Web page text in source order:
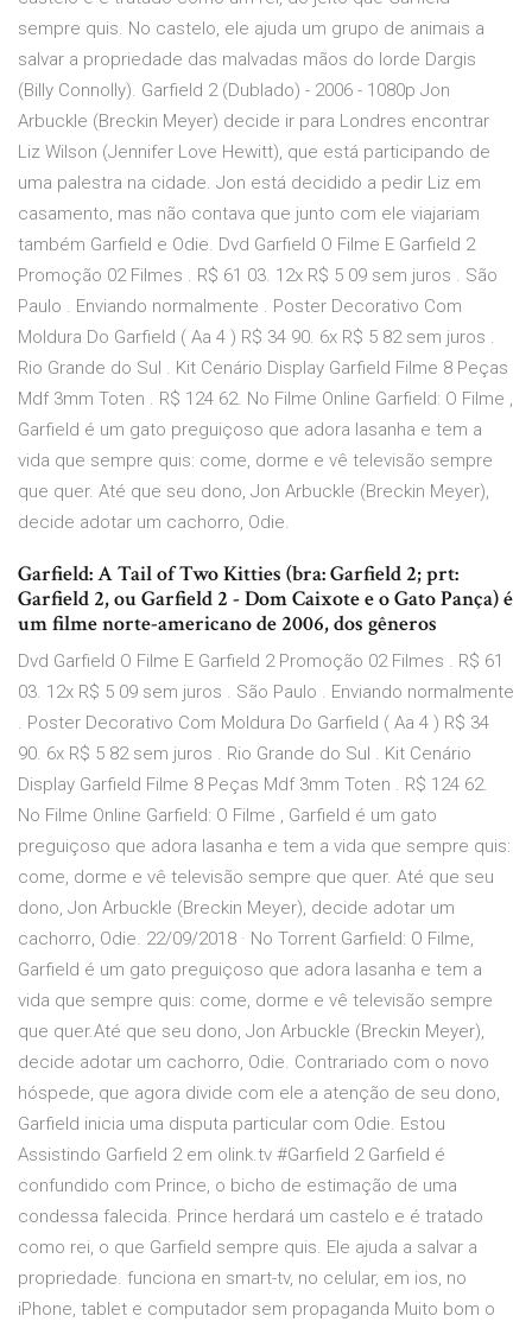
sempre quis. No castelo, ele ajuda um grupo de animais a
salvar a propriedade das malvadas mãos do lorde Dargis
(Billy Connolly). Garfield 2 (Dublado) - 2006 - 1080p Jon
Arbuckle (Breckin Meyer) decide ir para Londres encontrar
Liz Wilson (Jennifer Love Hewitt), que está participando de
uma palestra na cidade. Jon está decidido a pedir Liz em
casamento, mas não contava que junto com ele viajariam
também Garfield e Odie. Dvd Garfield O Filme E Garfield 2
Promoção 02 Filmes . R$ 61 03. 12x R$ 5 09 sem juros . São
Paulo . Enviando normalmente . Poster Decorativo Com
Moldura Do Garfield ( Aa 4 ) R$ 34 90. 6x R$ 5 82 sem juros .
Rio Grande do Sul . Kit Cenário Display Garfield Filme 8 Peças
Mdf 3mm Toten . R$ 124 62. No Filme Online Garfield: O Filme ,
Garfield é um gato preguiçoso que adora lasanha e tem a
vida que sempre quis: come, dorme e vê televisão sempre
que quer. Até que seu dono, Jon Arbuckle (Breckin Meyer),
decide adotar um cachorro, Odie.
Garfield: A Tail of Two Kitties (bra: Garfield 2; prt:
Garfield 2, ou Garfield 2 - Dom Caixote e o Gato Pança) é
um filme norte-americano de 2006, dos gêneros
Dvd Garfield O Filme E Garfield 2 Promoção 02 Filmes . R$ 61
03. 12x R$ 5 09 sem juros . São Paulo . Enviando normalmente
. Poster Decorativo Com Moldura Do Garfield ( Aa 4 ) R$ 34
90. 6x R$ 5 82 sem juros . Rio Grande do Sul . Kit Cenário
Display Garfield Filme 8 Peças Mdf 3mm Toten . R$ 124 62.
No Filme Online Garfield: O Filme , Garfield é um gato
preguiçoso que adora lasanha e tem a vida que sempre quis:
come, dorme e vê televisão sempre que quer. Até que seu
dono, Jon Arbuckle (Breckin Meyer), decide adotar um
cachorro, Odie. 22/09/2018 · No Torrent Garfield: O Filme,
Garfield é um gato preguiçoso que adora lasanha e tem a
vida que sempre quis: come, dorme e vê televisão sempre
que quer.Até que seu dono, Jon Arbuckle (Breckin Meyer),
decide adotar um cachorro, Odie. Contrariado com o novo
hóspede, que agora divide com ele a atenção de seu dono,
Garfield inicia uma disputa particular com Odie. Estou
Assistindo Garfield 2 em olink.tv #Garfield 2 Garfield é
confundido com Prince, o bicho de estimação de uma
condessa falecida. Prince herdará um castelo e é tratado
como rei, o que Garfield sempre quis. Ele ajuda a salvar a
propriedade. funciona en smart-tv, no celular, em ios, no
iPhone, tablet e computador sem propaganda Muito bom o